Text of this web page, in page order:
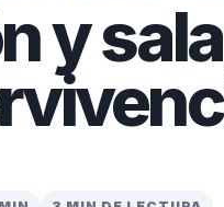
y